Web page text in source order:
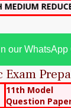
our WhatsApp
Exam
11th Model
Question